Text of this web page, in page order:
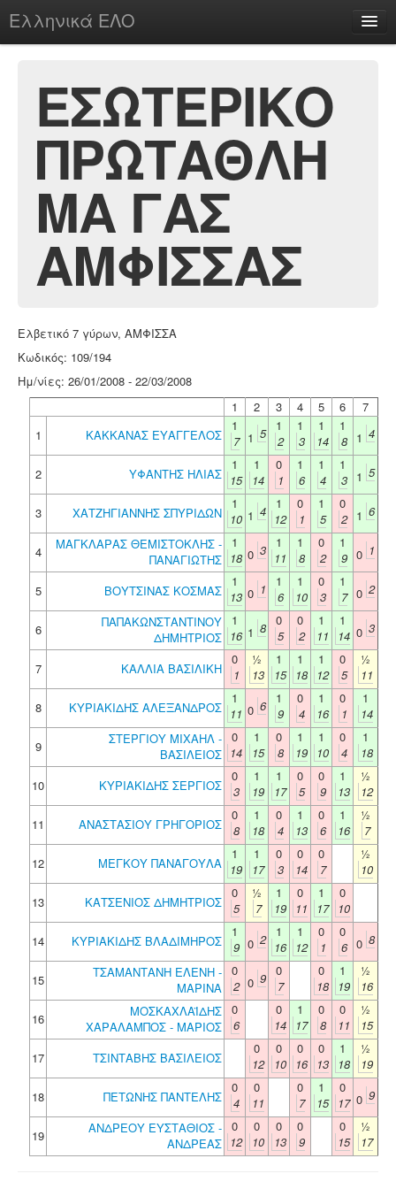
Ελληνικά ΕΛΟ
chesstu.be @ discord
Login
ΕΣΩΤΕΡΙΚΟ
ΠΡΩΤΑΘΛΗ
ΜΑ ΓΑΣ
ΑΜΦΙΣΣΑΣ
Ελβετικό 7 γύρων, ΑΜΦΙΣΣΑ
Κωδικός: 109/194
Ημ/νίες: 26/01/2008 - 22/03/2008
1
2 3 4 5 6
7
1
ΚΑΚΚΑΝΑΣ ΕΥΑΓΓΕΛΟΣ
1
7 1 5
1
2
1
3
1
14
1
8
1 4
2 ΥΦΑΝΤΗΣ ΗΛΙΑΣ
1
15
1
14
0
1
1
6
1
4
1
3
1 5
3 ΧΑΤΖΗΓΙΑΝΝΗΣ ΣΠΥΡΙΔΩΝ
1
10 1 4
1
12
0
1
1
5
0
2
1 6
4
ΜΑΓΚΛΑΡΑΣ ΘΕΜΙΣΤΟΚΛΗΣ -
ΠΑΝΑΓΙΩΤΗΣ
1
18 0 3
1
11
1
8
0
2
1
9 0 1
5 ΒΟΥΤΣΙΝΑΣ ΚΟΣΜΑΣ
1
13 0 1
1
6
1
10
0
3
1
7 0 2
6
ΠΑΠΑΚΩΝΣΤΑΝΤΙΝΟΥ
ΔΗΜΗΤΡΙΟΣ
1
16 1 8 0
5
0
2
1
11
1
14 0 3
7 ΚΑΛΛΙΑ ΒΑΣΙΛΙΚΗ
0
1
½
13
1
15
1
18
1
12
0
5
½
11
8
ΚΥΡΙΑΚΙΔΗΣ ΑΛΕΞΑΝΔΡΟΣ
1
11 0 6
1
9
0
4
1
16
0
1
1
14
9
ΣΤΕΡΓΙΟΥ ΜΙΧΑΗΛ -
ΒΑΣΙΛΕΙΟΣ
0
14
1
15
0
8
1
19
1
10
0
4
1
18
10
ΚΥΡΙΑΚΙΔΗΣ ΣΕΡΓΙΟΣ
0
3
1
19
1
17
0
5
0
9
1
13
½
12
11
ΑΝΑΣΤΑΣΙΟΥ ΓΡΗΓΟΡΙΟΣ
0
8
1
18
0
4
1
13
0
6
1
16
½
7
12
ΜΕΓΚΟΥ ΠΑΝΑΓΟΥΛΑ
1
19
1
17
0
3
0
14
0
7
½
10
13
ΚΑΤΣΕΝΙΟΣ ΔΗΜΗΤΡΙΟΣ
0
5
½
7
1
19
0
11
1
17
0
10
14
ΚΥΡΙΑΚΙΔΗΣ ΒΛΑΔΙΜΗΡΟΣ
1
9 0 2
1
16
1
12
0
1
0
6 0 8
15
ΤΣΑΜΑΝΤΑΝΗ ΕΛΕΝΗ -
ΜΑΡΙΝΑ
0
2 0 9 0
7
0
18
1
19
½
16
16
ΜΟΣΚΑΧΛΑΪΔΗΣ
ΧΑΡΑΛΑΜΠΟΣ - ΜΑΡΙΟΣ
0
6
0
14
1
17
0
8
0
11
½
15
17
ΤΣΙΝΤΑΒΗΣ ΒΑΣΙΛΕΙΟΣ
0
12
0
10
0
16
0
13
1
18
½
19
18
ΠΕΤΩΝΗΣ ΠΑΝΤΕΛΗΣ
0
4
0
11
0
7
1
15
0
17 0 9
19
ΑΝΔΡΕΟΥ ΕΥΣΤΑΘΙΟΣ -
ΑΝΔΡΕΑΣ
0
12
0
10
0
13
0
9
0
15
½
17